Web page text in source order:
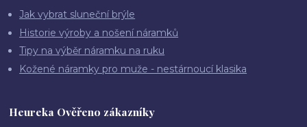
Jak vybrat sluneční brýle
Historie výroby a nošení náramků
Tipy na výběr náramku na ruku
Kožené náramky pro muže - nestárnoucí klasika
Heureka Ověřeno zákazníky